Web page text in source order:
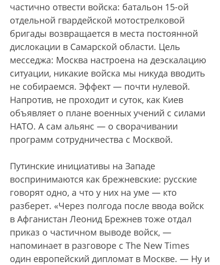
частично отвести войска: батальон 15-ой
отдельной гвардейской мотострелковой
бригады возвращается в места постоянной
дислокации в Самарской области. Цель
месседжа: Моcква настроена на деэскалацию
ситуации, никакие войска мы никуда вводить
не собираемся. Эффект — почти нулевой.
Напротив, не проходит и суток, как Киев
объявляет о плане военных учений с силами
НАТО. А сам альянс — о сворачивании
программ сотрудничества с Москвой.
Путинские инициативы на Западе
воспринимаются как брежневские: русские
говорят одно, а что у них на уме — кто
разберет. «Через полгода после ввода войск
в Афганистан Леонид Брежнев тоже отдал
приказ о частичном выводе войск, —
напоминает в разговоре с The New Timеs
один европейский дипломат в Москве. — Ну и